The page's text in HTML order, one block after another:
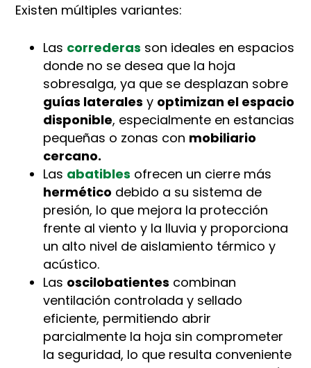
Existen múltiples variantes:
Las correderas son ideales en espacios
donde no se desea que la hoja
sobresalga, ya que se desplazan sobre
guías laterales y optimizan el espacio
disponible, especialmente en estancias
pequeñas o zonas con mobiliario
cercano.
Las abatibles ofrecen un cierre más
hermético debido a su sistema de
presión, lo que mejora la protección
frente al viento y la lluvia y proporciona
un alto nivel de aislamiento térmico y
acústico.
Las oscilobatientes combinan
ventilación controlada y sellado
eficiente, permitiendo abrir
parcialmente la hoja sin comprometer
la seguridad, lo que resulta conveniente